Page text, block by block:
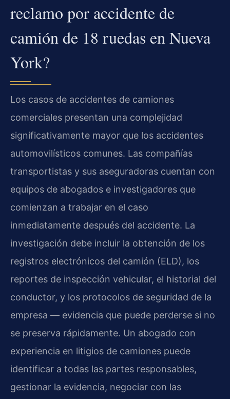
reclamo por accidente de
camión de 18 ruedas en Nueva
York?
Los casos de accidentes de camiones
comerciales presentan una complejidad
significativamente mayor que los accidentes
automovilísticos comunes. Las compañías
transportistas y sus aseguradoras cuentan con
equipos de abogados e investigadores que
comienzan a trabajar en el caso
inmediatamente después del accidente. La
investigación debe incluir la obtención de los
registros electrónicos del camión (ELD), los
reportes de inspección vehicular, el historial del
conductor, y los protocolos de seguridad de la
empresa — evidencia que puede perderse si no
se preserva rápidamente. Un abogado con
experiencia en litigios de camiones puede
identificar a todas las partes responsables,
gestionar la evidencia, negociar con las